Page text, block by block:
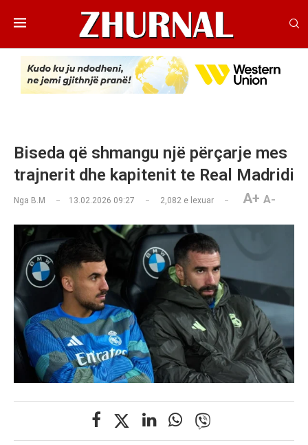
Biseda që shmangu një përçarje mes
trajnerit dhe kapitenit te Real Madridi
Nga B.M 13.02.2026 09:27 2,082 e lexuar A+ A-